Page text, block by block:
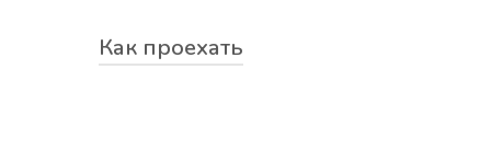
Как проехать